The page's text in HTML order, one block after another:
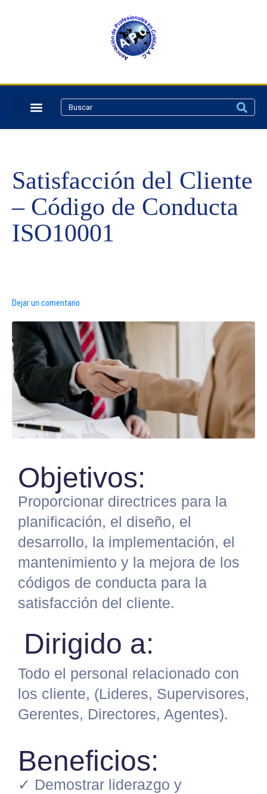
Satisfacción del Cliente
– Código de Conducta
ISO10001
Dejar un comentario
Objetivos:
Proporcionar directrices para la
planificación, el diseño, el
desarrollo, la implementación, el
mantenimiento y la mejora de los
códigos de conducta para la
satisfacción del cliente.
Dirigido a:
Todo el personal relacionado con
los cliente, (Lideres, Supervisores,
Gerentes, Directores, Agentes).
Beneficios:
✓ Demostrar liderazgo y